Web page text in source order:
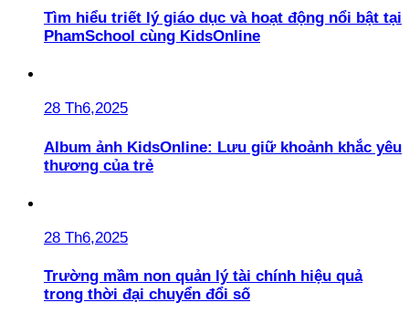
Tìm hiểu triết lý giáo dục và hoạt động nổi bật tại
PhamSchool cùng KidsOnline
28 Th6,2025
Album ảnh KidsOnline: Lưu giữ khoảnh khắc yêu
thương của trẻ
28 Th6,2025
Trường mầm non quản lý tài chính hiệu quả
trong thời đại chuyển đổi số